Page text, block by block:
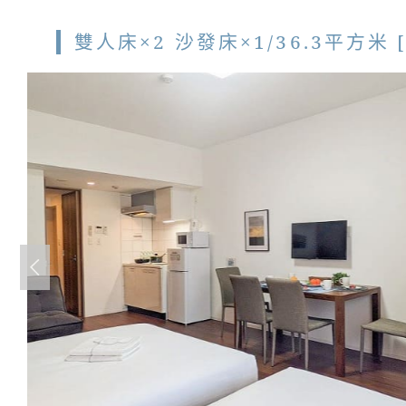
雙人床×2 沙發床×1/36.3平方米